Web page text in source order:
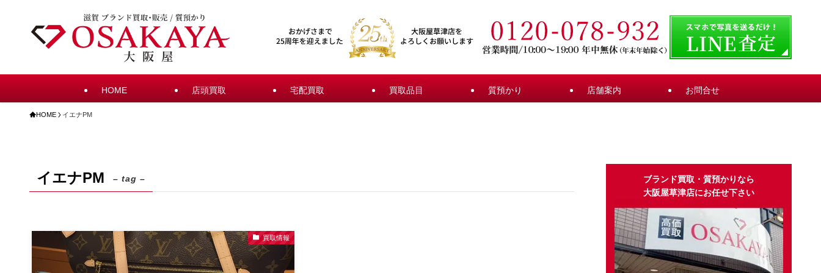
HOME 店頭買取 宅配買取 買取品目 質預かり 店舗案内 お問合せ
HOME イエナPM
イエナPM – tag –
買取情報
ブランド買取・質預かりなら
大阪屋草津店にお任せ下さい